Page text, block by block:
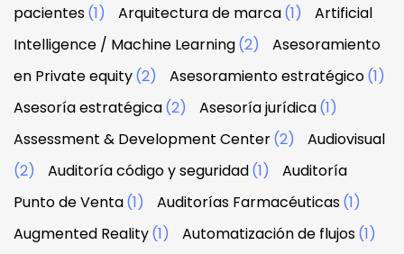
pacientes(1) Arquitectura de marca(1)
Artificial
Intelligence / Machine Learning(2)
Asesoramiento
en Private equity(2) Asesoramiento estratégico(1)
Asesoría estratégica(2) Asesoría jurídica(1)
Assessment & Development Center(2)
Audiovisual
(2)
Auditoría código y seguridad(1)
Auditoría
Punto de Venta(1) Auditorías Farmacéuticas(1)
Augmented Reality(1) Automatización de flujos(1)